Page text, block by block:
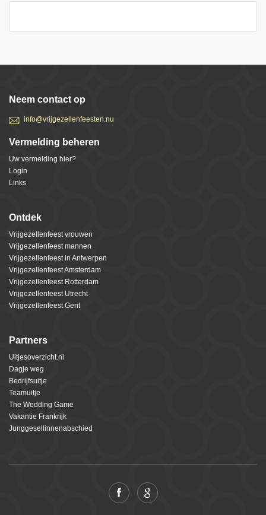
Neem contact op
info@vrijgezellenfeesten.nu
Vermelding beheren
Uw vermelding hier?
Login
Links
Ontdek
Vrijgezellenfeest vrouwen
Vrijgezellenfeest mannen
Vrijgezellenfeest in Antwerpen
Vrijgezellenfeest Amsterdam
Vrijgezellenfeest Rotterdam
Vrijgezellenfeest Utrecht
Vrijgezellenfeest Gent
Partners
Uitjesoverzicht.nl
Dagje weg
Bedrijfsuitje
Teamuitje
The Wedding Game
Vakantie Frankrijk
Junggesellinnenabschied